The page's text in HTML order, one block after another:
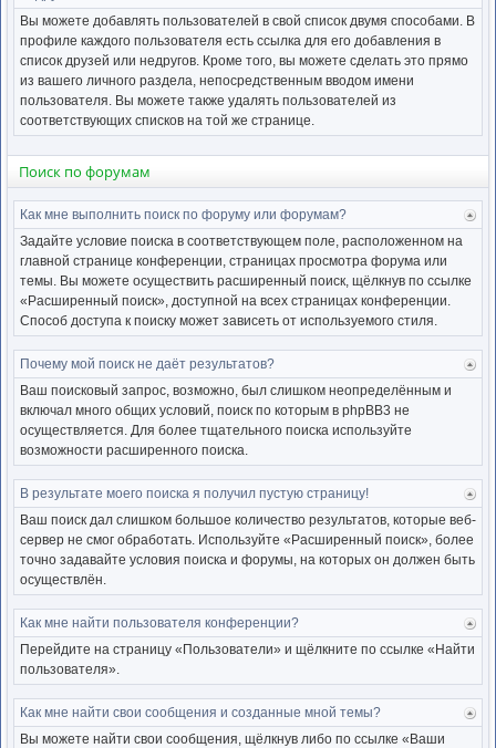
Вы можете добавлять пользователей в свой список двумя способами. В
профиле каждого пользователя есть ссылка для его добавления в
список друзей или недругов. Кроме того, вы можете сделать это прямо
из вашего личного раздела, непосредственным вводом имени
пользователя. Вы можете также удалять пользователей из
соответствующих списков на той же странице.
Поиск по форумам
Как мне выполнить поиск по форуму или форумам?
Задайте условие поиска в соответствующем поле, расположенном на
главной странице конференции, страницах просмотра форума или
темы. Вы можете осуществить расширенный поиск, щёлкнув по ссылке
«Расширенный поиск», доступной на всех страницах конференции.
Способ доступа к поиску может зависеть от используемого стиля.
Почему мой поиск не даёт результатов?
Ваш поисковый запрос, возможно, был слишком неопределённым и
включал много общих условий, поиск по которым в phpBB3 не
осуществляется. Для более тщательного поиска используйте
возможности расширенного поиска.
к
В результате моего поиска я получил пустую страницу!
Ваш поиск дал слишком большое количество результатов, которые веб-
сервер не смог обработать. Используйте «Расширенный поиск», более
точно задавайте условия поиска и форумы, на которых он должен быть
осуществлён.
к
Как мне найти пользователя конференции?
Перейдите на страницу «Пользователи» и щёлкните по ссылке «Найти
пользователя».
Как мне найти свои сообщения и созданные мной темы?
Вы можете найти свои сообщения, щёлкнув либо по ссылке «Ваши